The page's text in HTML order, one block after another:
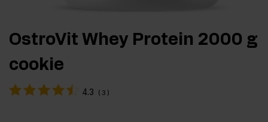
OstroVit Whey Protein 2000 g
cookie
4.3 ( 3 )